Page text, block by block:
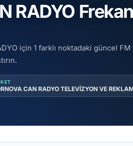
RADYO
için 1 farklı noktadaki güncel
CAN RADYO TELEVİZYON VE